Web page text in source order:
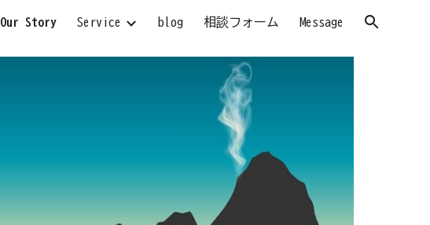
Skip to navigation
Our Story Service blog 相談フォーム Message